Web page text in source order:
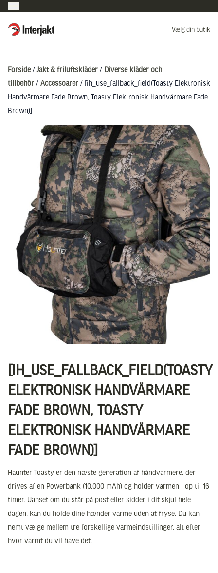
Interjakt DK Vælg din butik
Forside/ Jakt & friluftskläder / Diverse kläder och
tillbehör / Accessoarer / [ih_use_fallback_field(Toasty Elektronisk
Handvärmare Fade Brown, Toasty Elektronisk Handvärmare Fade
Brown)]
[IH_USE_FALLBACK_FIELD(TOASTY
ELEKTRONISK HANDVÄRMARE
FADE BROWN, TOASTY
ELEKTRONISK HANDVÄRMARE
FADE BROWN)]
Haunter Toasty er den næste generation af håndvarmere, der
drives af en Powerbank (10.000 mAh) og holder varmen i op til 16
timer. Uanset om du står på post eller sidder i dit skjul hele
dagen, kan du holde dine hænder varme uden at fryse. Du kan
nemt vælge mellem tre forskellige varmeindstillinger, alt efter
hvor varmt du vil have det.